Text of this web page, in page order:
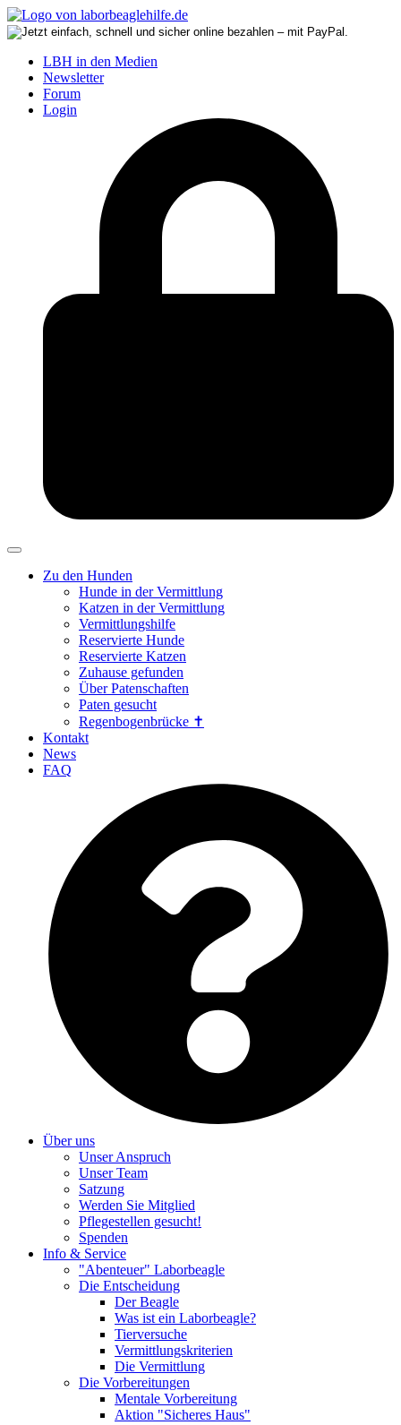
LBH in den Medien
Newsletter
Forum
Login
Zu den Hunden
Hunde in der Vermittlung
Katzen in der Vermittlung
Vermittlungshilfe
Reservierte Hunde
Reservierte Katzen
Zuhause gefunden
Über Patenschaften
Paten gesucht
Regenbogenbrücke ✝
Kontakt
News
FAQ
Über uns
Unser Anspruch
Unser Team
Satzung
Werden Sie Mitglied
Pflegestellen gesucht!
Spenden
Info & Service
"Abenteuer" Laborbeagle
Die Entscheidung
Der Beagle
Was ist ein Laborbeagle?
Tierversuche
Vermittlungskriterien
Die Vermittlung
Die Vorbereitungen
Mentale Vorbereitung
Aktion "Sicheres Haus"